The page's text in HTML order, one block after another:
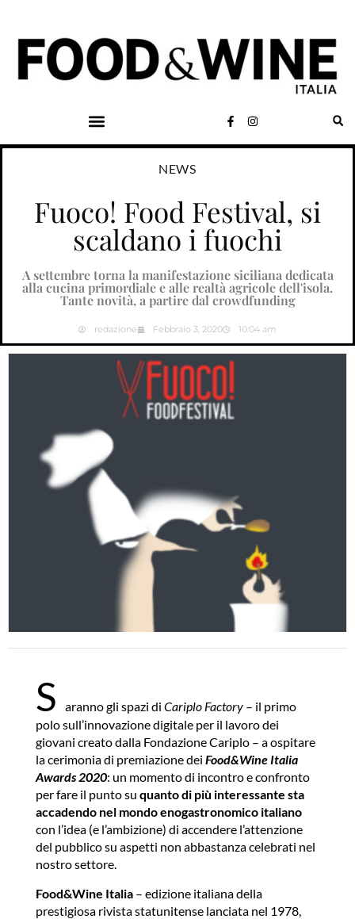
NEWS
Fuoco! Food Festival, si
scaldano i fuochi
A settembre torna la manifestazione siciliana dedicata
alla cucina primordiale e alle realtà agricole dell'isola.
Tante novità, a partire dal crowdfunding
redazione Febbraio 3, 2020 10:04 am
S aranno gli spazi di Cariplo Factory – il primo
polo sull’innovazione digitale per il lavoro dei
giovani creato dalla Fondazione Cariplo – a ospitare
la cerimonia di premiazione dei Food&Wine Italia
Awards 2020: un momento di incontro e confronto
per fare il punto su quanto di più interessante sta
accadendo nel mondo enogastronomico italiano
con l’idea (e l’ambizione) di accendere l’attenzione
del pubblico su aspetti non abbastanza celebrati nel
nostro settore.
Food&Wine Italia – edizione italiana della
prestigiosa rivista statunitense lanciata nel 1978,